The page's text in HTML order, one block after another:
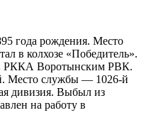
года рождения. Место
в колхозе «Победитель».
в РККА Воротынским РВК.
Место службы — 1026-й
дивизия. Выбыл из
на работу в